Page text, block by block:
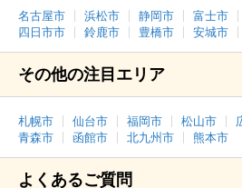
名古屋市 浜松市 静岡市 富士市
四日市市
鈴鹿市 豊橋市 安城市
その他の注目エリア
札幌市 仙台市 福岡市 松山市
青森市
函館市 北九州市 熊本市
よくあるご質問